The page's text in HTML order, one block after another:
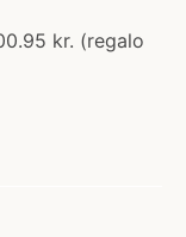
kr. (regalo